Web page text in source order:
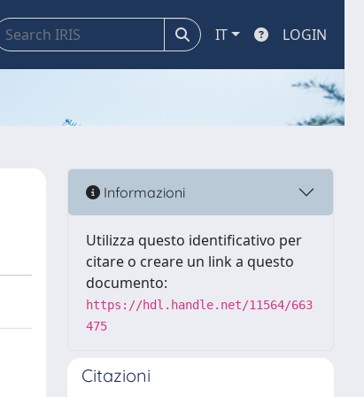
IT LOGIN
Informazioni
Utilizza questo identificativo per
citare o creare un link a questo
documento:
https://hdl.handle.net/11564/663
475
Citazioni